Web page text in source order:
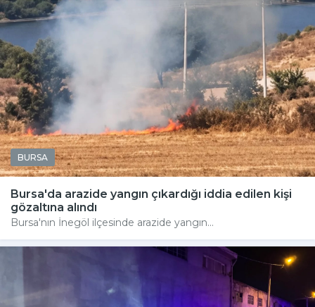
BURSA
Bursa'da arazide yangın çıkardığı iddia edilen kişi
gözaltına alındı
Bursa'nın İnegöl ilçesinde arazide yangın...